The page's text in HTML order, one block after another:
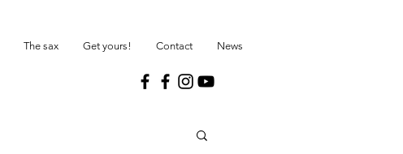
The sax Get yours! Contact News